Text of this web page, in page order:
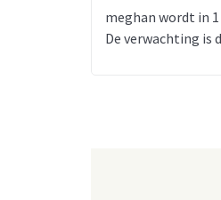
meghan wordt in
De verwachting is